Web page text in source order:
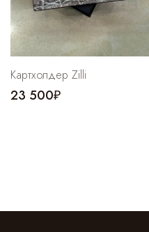
Картхолдер Zilli
23 500₽